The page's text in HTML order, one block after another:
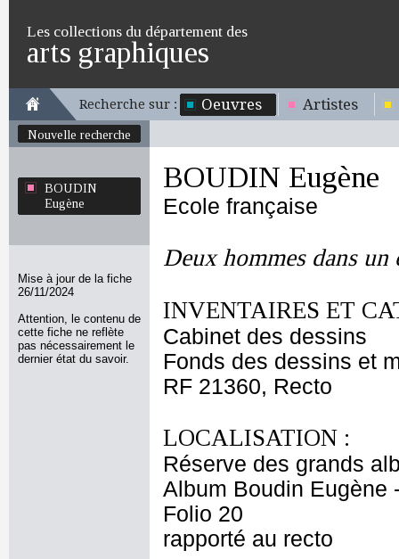
Les collections du département des
arts graphiques
Recherche sur : Oeuvres Artistes
Nouvelle recherche
BOUDIN
Eugène
Mise à jour de la fiche
26/11/2024
Attention, le contenu de
cette fiche ne reflète
pas nécessairement le
dernier état du savoir.
BOUDIN Eugène
Ecole française
Deux hommes dans un
INVENTAIRES ET
Cabinet des dessins
Fonds des dessins et
RF 21360, Recto
LOCALISATION :
Réserve des grands
Album Boudin Eugène
Folio 20
rapporté au recto